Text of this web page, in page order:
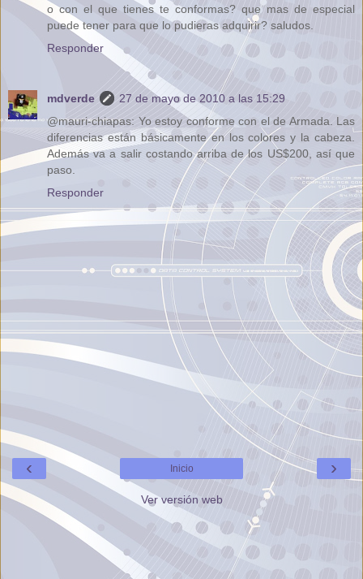
o con el que tienes te conformas? que mas de especial
puede tener para que lo pudieras adquirir? saludos.
Responder
mdverde
27 de mayo de 2010 a las 15:29
@mauri-chiapas: Yo estoy conforme con el de Armada. Las
diferencias están básicamente en los colores y la cabeza.
Además va a salir costando arriba de los US$200, así que
paso.
Responder
‹ ›
Inicio
Ver versión web